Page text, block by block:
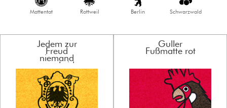
Mattentat Rottweil Berlin Schwarzwald
Jedem zur
Freud
niemand
zum Leid
Fußmatte
Guller
Fußmatte rot